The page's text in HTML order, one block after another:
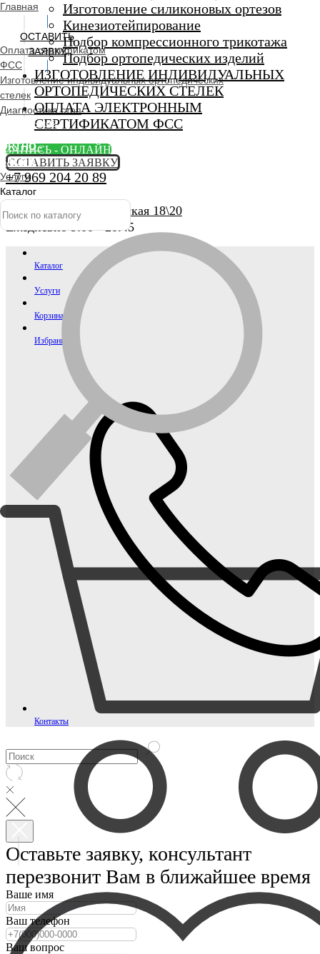
Изготовление силиконовых ортезов
Кинезиотейпирование
Подбор компрессионного трикотажа
Подбор ортопедических изделий
ИЗГОТОВЛЕНИЕ ИНДИВИДУАЛЬНЫХ
ОРТОПЕДИЧЕСКИХ СТЕЛЕК
ОПЛАТА ЭЛЕКТРОННЫМ
СЕРТИФИКАТОМ ФСС
ЗАПИСЬ - ОНЛАЙН
ОСТАВИТЬ ЗАЯВКУ
+7 969 204 20 89
г. Люберцы, Смирновская 18\20
Ежедневно 9:00 - 20:45
Каталог
Услуги
Корзина
Избранное
Контакты
Оставьте заявку, консультант
перезвонит Вам в ближайшее время
Ваше имя
Ваш телефон
Ваш вопрос
Главная
ОСТАВИТЬ
ЗАЯВКУ
Оплата сертификатом
ФСС
Изготовление индивидуальных ортопедических
стелек
Диагностика стоп
Ортопедический
ORTHO -
SALON
Услуги
Каталог